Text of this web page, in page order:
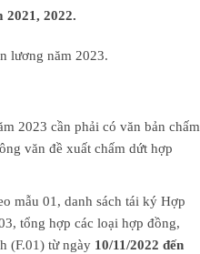
2021, 2022.
lương năm 2023.
2023 cần phải có văn bản chấm
văn đề xuất chấm dứt hợp
mẫu 01, danh sách tái ký Hợp
tổng hợp các loại hợp đồng,
(F.01) từ ngày 10/11/2022 đến